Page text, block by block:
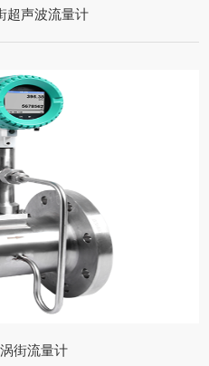
超声波流量计
街流量计